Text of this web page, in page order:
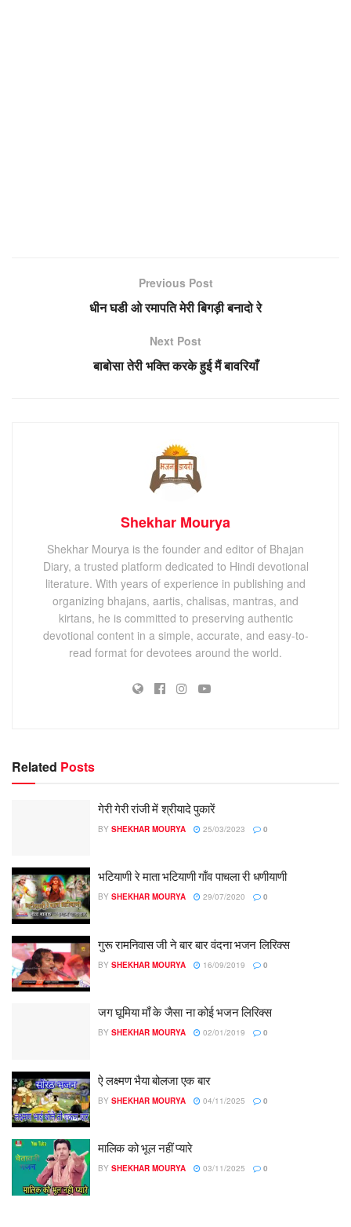
Previous Post
धीन घडी ओ रमापति मेरी बिगड़ी बनादो रे
Next Post
बाबोसा तेरी भक्ति करके हुई मैं बावरियाँ
Shekhar Mourya
Shekhar Mourya is the founder and editor of Bhajan
Diary, a trusted platform dedicated to Hindi devotional
literature. With years of experience in publishing and
organizing bhajans, aartis, chalisas, mantras, and
kirtans, he is committed to preserving authentic
devotional content in a simple, accurate, and easy-to-
read format for devotees around the world.
Related Posts
गेरी गेरी रांजी में श्रीयादे पुकारें
BY SHEKHAR MOURYA 25/03/2023 0
भटियाणी रे माता भटियाणी गाँव पाचला री धणीयाणी
BY SHEKHAR MOURYA 29/07/2020 0
गुरू रामनिवास जी ने बार बार वंदना भजन लिरिक्स
BY SHEKHAR MOURYA 16/09/2019 0
जग घूमिया माँ के जैसा ना कोई भजन लिरिक्स
BY SHEKHAR MOURYA 02/01/2019 0
ऐ लक्ष्मण भैया बोलजा एक बार
BY SHEKHAR MOURYA 04/11/2025 0
मालिक को भूल नहीं प्यारे
BY SHEKHAR MOURYA 03/11/2025 0